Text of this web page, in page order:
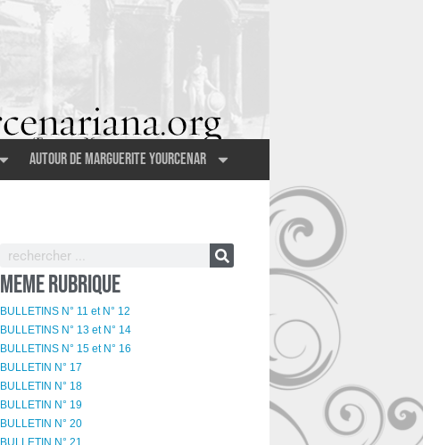
Autour de Marguerite Yourcenar
MEME RUBRIQUE
BULLETINS N° 11 et N° 12
BULLETINS N° 13 et N° 14
BULLETINS N° 15 et N° 16
BULLETIN N° 17
BULLETIN N° 18
BULLETIN N° 19
BULLETIN N° 20
BULLETIN N° 21